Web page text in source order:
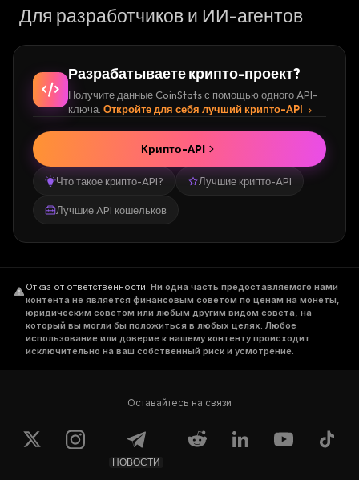
Для разработчиков и ИИ-агентов
Разрабатываете крипто-проект?
Получите данные CoinStats с помощью одного API-
ключа. Откройте для себя лучший крипто-API
Что такое крипто-API? Лучшие крипто-API
Лучшие API кошельков
Крипто-API
Отказ от ответственности. Ни одна часть предоставляемого нами
контента не является финансовым советом по ценам на монеты,
юридическим советом или любым другим видом совета, на
который вы могли бы положиться в любых целях. Любое
использование или доверие к нашему контенту происходит
исключительно на ваш собственный риск и усмотрение.
Оставайтесь на связи
НОВОСТИ